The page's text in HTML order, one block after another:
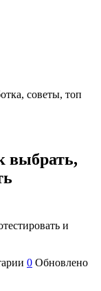
советы, топ
выбрать,
0 Обновлено